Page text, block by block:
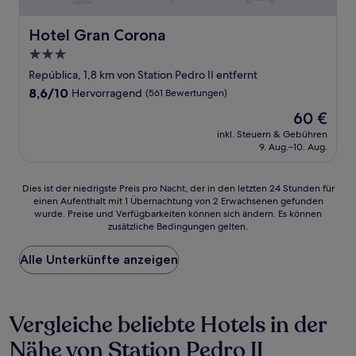
Hotel Gran Corona
Hotel Gran Corona
3.0-
Sterne-
Unterkunft
República, 1,8 km von Station Pedro II entfernt
8.6
8,6/10 Hervorragend (561 Bewertungen)
Der
Preis
beträgt
60 €
inkl. Steuern & Gebühren
9. Aug.–10. Aug.
Dies
der
Preis
pro
Nacht,
den
letzten
24 Stunden
Dies ist der niedrigste Preis pro Nacht, der in den letzten 24 Stunden für
einen Aufenthalt mit 1 Übernachtung von 2 Erwachsenen gefunden
wurde. Preise und Verfügbarkeiten können sich ändern. Es können
zusätzliche Bedingungen gelten.
Alle Unterkünfte anzeigen
Vergleiche beliebte Hotels in der